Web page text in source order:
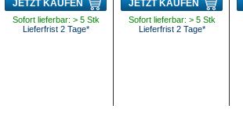
JETZT KAUFEN
Sofort lieferbar: > 5 Stk
Lieferfrist 2 Tage*
JETZT KAUFEN
Sofort lieferbar: > 5 Stk
Lieferfrist 2 Tage*